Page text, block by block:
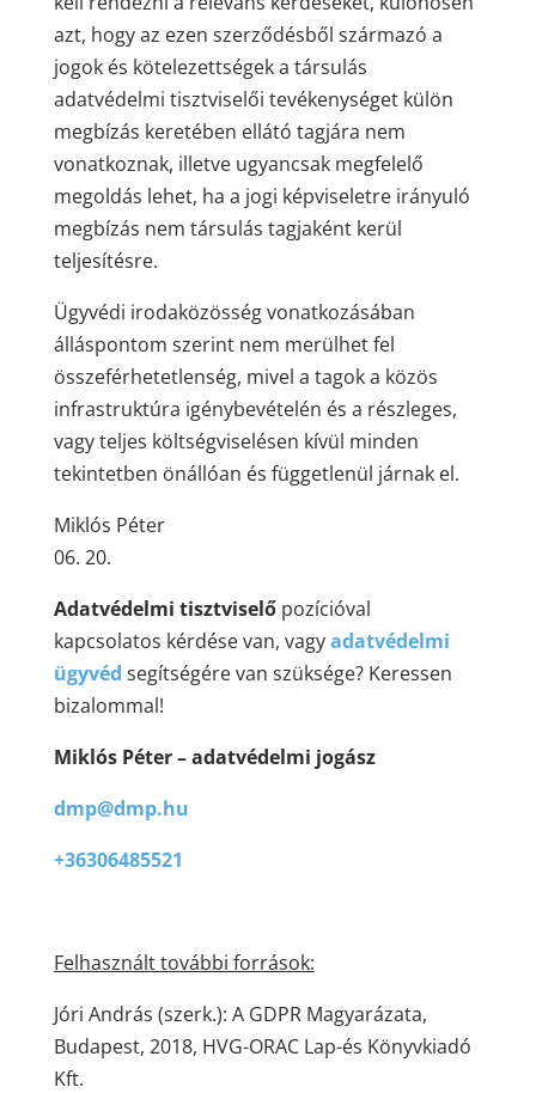
azt, hogy az ezen szerződésből származó a
jogok és kötelezettségek a társulás
adatvédelmi tisztviselői tevékenységet külön
megbízás keretében ellátó tagjára nem
vonatkoznak, illetve ugyancsak megfelelő
megoldás lehet, ha a jogi képviseletre irányuló
megbízás nem társulás tagjaként kerül
teljesítésre.
Ügyvédi irodaközösség vonatkozásában
álláspontom szerint nem merülhet fel
összeférhetetlenség, mivel a tagok a közös
infrastruktúra igénybevételén és a részleges,
vagy teljes költségviselésen kívül minden
tekintetben önállóan és függetlenül járnak el.
Miklós Péter
06. 20.
Adatvédelmi tisztviselőpozícióval
kapcsolatos kérdése van, vagyadatvédelmi
ügyvéd segítségére van szüksége? Keressen
bizalommal!
Miklós Péter – adatvédelmi jogász
dmp@dmp.hu
+36306485521
Felhasznált további források:
Jóri András (szerk.): A GDPR Magyarázata,
Budapest, 2018, HVG-ORAC Lap-és Könyvkiadó
Kft.